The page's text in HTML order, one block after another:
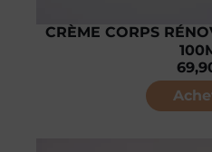
CRÈME CORPS